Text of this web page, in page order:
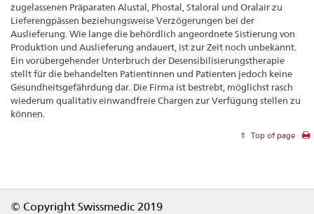
zugelassenen Präparaten Alustal, Phostal, Staloral und Oralair zu
Lieferengpässen beziehungsweise Verzögerungen bei der
Auslieferung. Wie lange die behördlich angeordnete Sistierung von
Produktion und Auslieferung andauert, ist zur Zeit noch unbekannt.
Ein vorübergehender Unterbruch der Desensibilisierungstherapie
stellt für die behandelten Patientinnen und Patienten jedoch keine
Gesundheitsgefährdung dar. Die Firma ist bestrebt, möglichst rasch
wiederum qualitativ einwandfreie Chargen zur Verfügung stellen zu
können.
Top of page
© Copyright Swissmedic 2019